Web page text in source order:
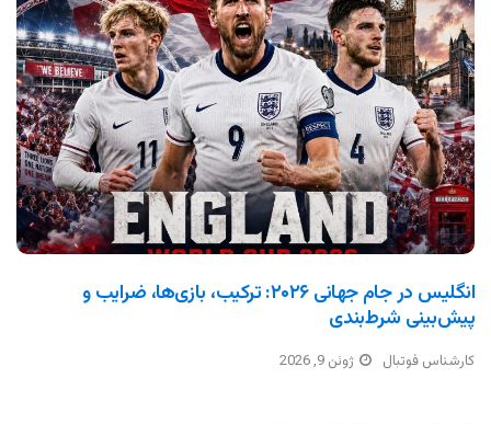
انگلیس در جام جهانی ۲۰۲۶: ترکیب، بازی‌ها، ضرایب و
پیش‌بینی شرط‌بندی
کارشناس فوتبال ژوئن 9, 2026